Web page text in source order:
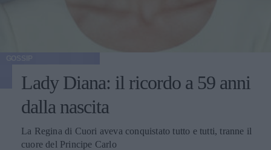
Lady Diana: il ricordo a 59 anni
dalla nascita
La Regina di Cuori aveva conquistato tutto e tutti, tranne il
cuore del Principe Carlo